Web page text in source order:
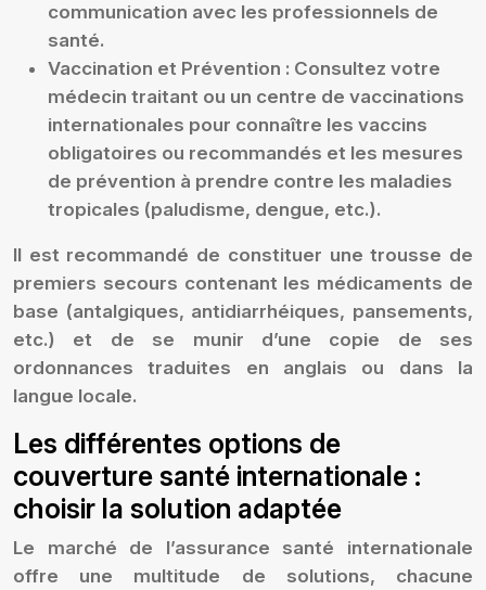
communication avec les professionnels de
santé.
Vaccination et Prévention : Consultez votre
médecin traitant ou un centre de vaccinations
internationales pour connaître les vaccins
obligatoires ou recommandés et les mesures
de prévention à prendre contre les maladies
tropicales (paludisme, dengue, etc.).
Il est recommandé de constituer une trousse de
premiers secours contenant les médicaments de
base (antalgiques, antidiarrhéiques, pansements,
etc.) et de se munir d’une copie de ses
ordonnances traduites en anglais ou dans la
langue locale.
Les différentes options de
couverture santé internationale :
choisir la solution adaptée
Le marché de l’assurance santé internationale
offre une multitude de solutions, chacune